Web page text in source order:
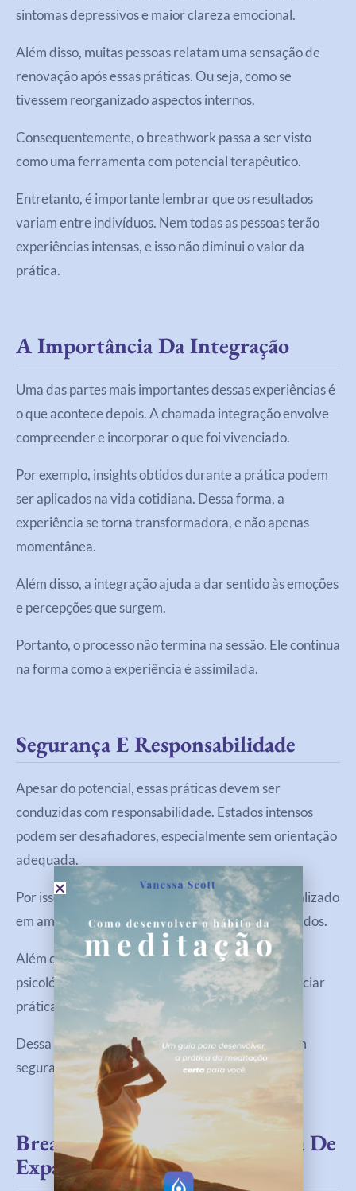
sintomas depressivos e maior clareza emocional.
Além disso, muitas pessoas relatam uma sensação de
renovação após essas práticas. Ou seja, como se
tivessem reorganizado aspectos internos.
Consequentemente, o breathwork passa a ser visto
como uma ferramenta com potencial terapêutico.
Entretanto, é importante lembrar que os resultados
variam entre indivíduos. Nem todas as pessoas terão
experiências intensas, e isso não diminui o valor da
prática.
A Importância Da Integração
Uma das partes mais importantes dessas experiências é
o que acontece depois. A chamada integração envolve
compreender e incorporar o que foi vivenciado.
Por exemplo, insights obtidos durante a prática podem
ser aplicados na vida cotidiana. Dessa forma, a
experiência se torna transformadora, e não apenas
momentânea.
Além disso, a integração ajuda a dar sentido às emoções
e percepções que surgem.
Portanto, o processo não termina na sessão. Ele continua
na forma como a experiência é assimilada.
Segurança E Responsabilidade
Apesar do potencial, essas práticas devem ser
conduzidas com responsabilidade. Estados intensos
podem ser desafiadores, especialmente sem orientação
adequada.
Por isso, é fundamental que o breathwork seja realizado
em ambientes seguros, com facilitadores qualificados.
Além disso, pessoas com determinadas condições
psicológicas devem buscar orientação antes de iniciar
práticas intensas.
Dessa forma, é possível explorar os benefícios com
segurança.
Breathwork Como Ferramenta De
Expansão Da Consciência